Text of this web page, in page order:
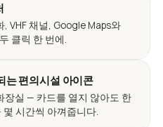
VHF 채널, Google Maps와
클릭 한 번에.
는 편의시설 아이콘
장실 — 카드를 열지 않아도 한
시간씩 아껴줍니다.